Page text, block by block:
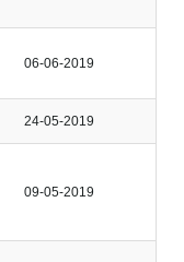
06-06-2019
24-05-2019
09-05-2019